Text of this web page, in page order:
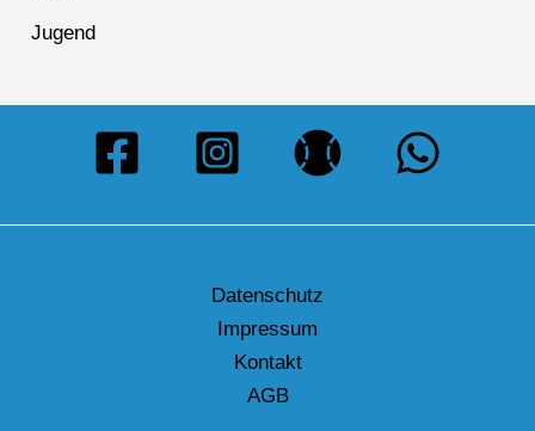
Jugend
Datenschutz
Impressum
Kontakt
AGB